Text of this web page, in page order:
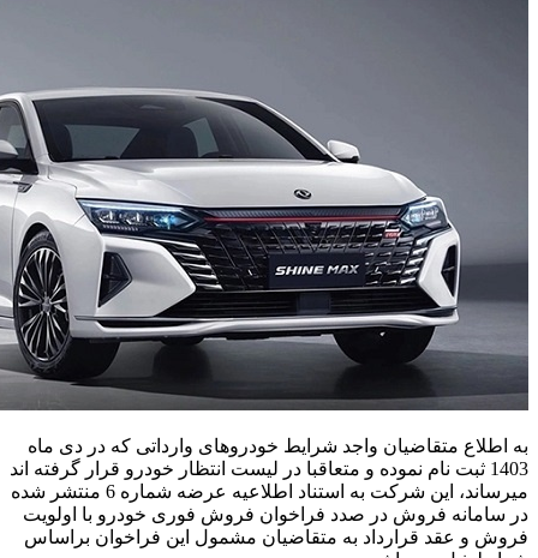
به اطلاع متقاضیان واجد شرایط خودروهای وارداتی که در دی ماه
1403 ثبت نام نموده و متعاقبا در لیست انتظار خودرو قرار گرفته اند
میرساند، این شرکت به استناد اطلاعیه عرضه شماره 6 منتشر شده
در سامانه فروش در صدد فراخوان فروش فوری خودرو با اولویت
فروش و عقد قرارداد به متقاضیان مشمول این فراخوان براساس